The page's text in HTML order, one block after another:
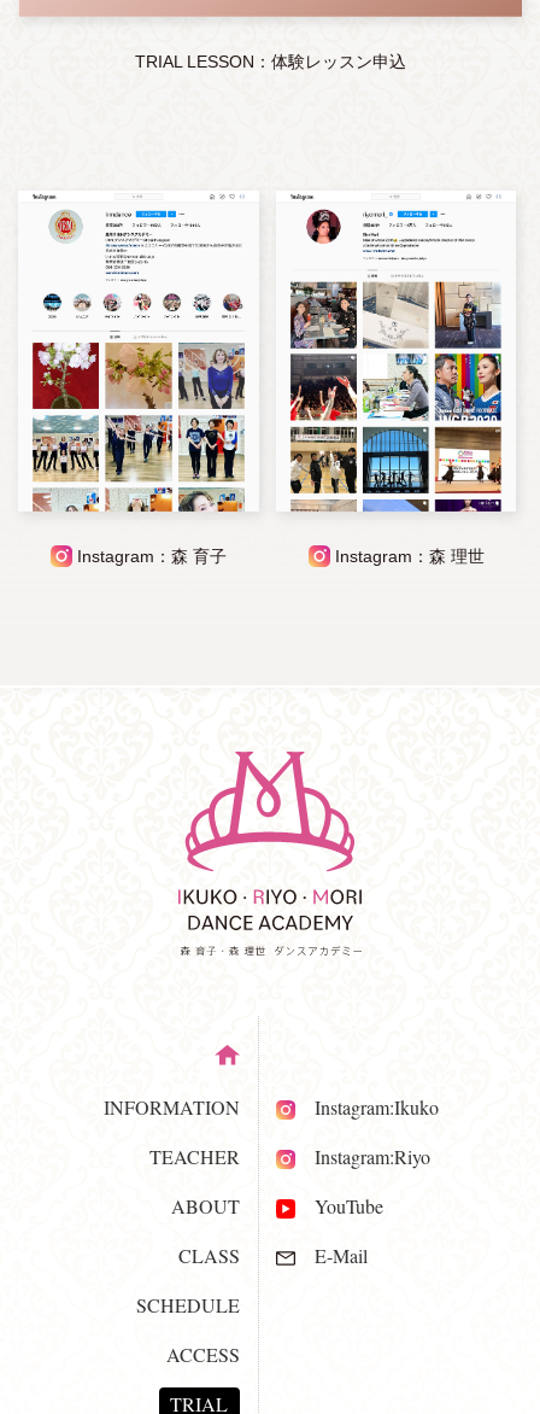
TRIAL LESSON：体験レッスン申込
Instagram：森 育子 Instagram：森 理世
INFORMATION
TEACHER
ABOUT
CLASS
SCHEDULE
ACCESS
TRIAL
Instagram:Ikuko
Instagram:Riyo
YouTube
E-Mail